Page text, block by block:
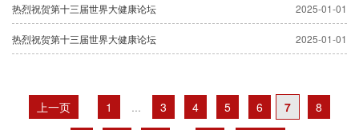
热烈祝贺第十三届世界大健康论坛 2025-01-01
热烈祝贺第十三届世界大健康论坛 2025-01-01
上一页 1 ... 3 4 5 6 7 8